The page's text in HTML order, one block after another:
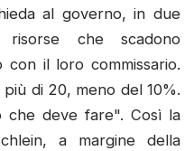
al governo, in due
che scadono
con il loro commissario.
di 20, meno del 10%.
che deve fare". Così la
a margine della